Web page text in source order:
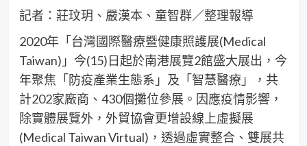
記者：莊玟玥、嚴漢本、童智群／整理報導
2020年「台灣國際醫療暨健康照護展(Medical
Taiwan)」今(15)日起於南港展覽2館盛大展出，今
年聚焦「防疫產業生態系」及「智慧醫療」，共
計202家廠商、430個攤位參展。因應疫情影響，
除實體展覽外，外貿協會更增設線上虛擬展
(Medical Taiwan Virtual)，透過虛實整合、雙展共